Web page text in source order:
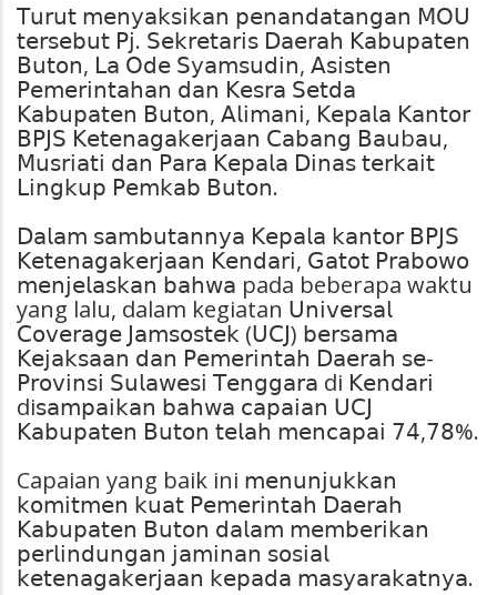
𝖳𝗎𝗋𝗎𝗍 𝗆𝖾𝗇𝗒𝖺𝗄𝗌𝗂𝗄𝖺𝗇 𝗉𝖾𝗇𝖺𝗇𝖽𝖺𝗍𝖺𝗇𝗀𝖺𝗇 𝖬𝖮𝖴
𝗍𝖾𝗋𝗌𝖾𝖻𝗎𝗍 𝖯𝗃. 𝖲𝖾𝗄𝗋𝖾𝗍𝖺𝗋𝗂𝗌 𝖣𝖺𝖾𝗋𝖺𝗁 𝖪𝖺𝖻𝗎𝗉𝖺𝗍𝖾𝗇
𝖡𝗎𝗍𝗈𝗇, 𝖫𝖺 𝖮𝖽𝖾 𝖲𝗒𝖺𝗆𝗌𝗎𝖽𝗂𝗇, 𝖠𝗌𝗂𝗌𝗍𝖾𝗇
𝖯𝖾𝗆𝖾𝗋𝗂𝗇𝗍𝖺𝗁𝖺𝗇 𝖽𝖺𝗇 𝖪𝖾𝗌𝗋𝖺 𝖲𝖾𝗍𝖽𝖺
𝖪𝖺𝖻𝗎𝗉𝖺𝗍𝖾𝗇 𝖡𝗎𝗍𝗈𝗇, 𝖠𝗅𝗂𝗆𝖺𝗇𝗂, 𝖪𝖾𝗉𝖺𝗅𝖺 𝖪𝖺𝗇𝗍𝗈𝗋
𝖡𝖯𝖩𝖲 𝖪𝖾𝗍𝖾𝗇𝖺𝗀𝖺𝗄𝖾𝗋𝗃𝖺𝖺𝗇 𝖢𝖺𝖻𝖺𝗇𝗀 𝖡𝖺𝗎b𝖺𝗎,
𝖬𝗎𝗌𝗋𝗂𝖺𝗍𝗂 𝖽𝖺𝗇 𝖯𝖺𝗋𝖺 𝖪𝖾𝗉𝖺𝗅𝖺 𝖣𝗂𝗇𝖺𝗌 𝗍𝖾𝗋𝗄𝖺𝗂𝗍
𝖫𝗂𝗇𝗀𝗄𝗎𝗉 𝖯𝖾𝗆𝗄𝖺𝖻 𝖡𝗎𝗍𝗈𝗇.
𝖣𝖺𝗅𝖺𝗆 𝗌𝖺𝗆𝖻𝗎𝗍𝖺𝗇𝗇𝗒𝖺 𝖪𝖾𝗉𝖺𝗅𝖺 𝗄𝖺𝗇𝗍𝗈𝗋 𝖡𝖯𝖩𝖲
𝖪𝖾𝗍𝖾𝗇𝖺𝗀𝖺𝗄𝖾𝗋𝗃𝖺𝖺𝗇 𝖪𝖾𝗇𝖽𝖺𝗋𝗂, 𝖦𝖺𝗍𝗈𝗍 𝖯𝗋𝖺𝖻𝗈𝗐𝗈
𝗆𝖾𝗇𝗃𝖾𝗅𝖺𝗌𝗄𝖺𝗇 𝖻𝖺𝗁𝗐𝖺 pada beberapa waktu
yang lalu, dalam kegiatan 𝖴𝗇𝗂𝗏𝖾𝗋𝗌𝖺𝗅
𝖢𝗈𝗏𝖾𝗋𝖺𝗀𝖾 𝖩𝖺𝗆𝗌𝗈𝗌𝗍𝖾𝗄 (𝖴𝖢𝖩) 𝖻𝖾𝗋𝗌𝖺𝗆𝖺
𝖪𝖾𝗃𝖺𝗄𝗌𝖺𝖺𝗇 𝖽𝖺𝗇 𝖯𝖾𝗆𝖾𝗋𝗂𝗇𝗍𝖺𝗁 𝖣𝖺𝖾𝗋𝖺𝗁 𝗌𝖾-
𝖯𝗋𝗈𝗏𝗂𝗇𝗌𝗂 𝖲𝗎𝗅𝖺𝗐𝖾𝗌𝗂 𝖳𝖾𝗇𝗀𝗀𝖺𝗋𝖺 di 𝖪𝖾𝗇𝖽𝖺𝗋𝗂
di𝗌𝖺𝗆𝗉𝖺𝗂𝗄𝖺𝗇 𝖻𝖺𝗁𝗐𝖺 𝖼𝖺𝗉𝖺𝗂𝖺𝗇 𝖴𝖢𝖩
𝖪𝖺𝖻𝗎𝗉𝖺𝗍𝖾𝗇 𝖡𝗎𝗍𝗈𝗇 𝗍𝖾𝗅𝖺𝗁 𝗆𝖾𝗇𝖼𝖺𝗉𝖺𝗂 𝟩𝟦,𝟩𝟪%.
Capaian yang baik ini 𝗆𝖾𝗇𝗎𝗇𝗃𝗎𝗄𝗄𝖺𝗇
𝗄𝗈𝗆𝗂𝗍𝗆𝖾𝗇 𝗄𝗎𝖺𝗍 𝖯𝖾𝗆𝖾𝗋𝗂𝗇𝗍𝖺𝗁 𝖣𝖺𝖾𝗋𝖺𝗁
𝖪𝖺𝖻𝗎𝗉𝖺𝗍𝖾𝗇 𝖡𝗎𝗍𝗈𝗇 𝖽𝖺𝗅𝖺𝗆 𝗆𝖾𝗆𝖻𝖾𝗋𝗂𝗄𝖺𝗇
𝗉𝖾𝗋𝗅𝗂𝗇𝖽𝗎𝗇𝗀𝖺𝗇 𝗃𝖺𝗆𝗂𝗇𝖺𝗇 𝗌𝗈𝗌𝗂𝖺𝗅
𝗄𝖾𝗍𝖾𝗇𝖺𝗀𝖺𝗄𝖾𝗋𝗃𝖺𝖺𝗇 𝗄𝖾𝗉𝖺𝖽𝖺 𝗆𝖺𝗌𝗒𝖺𝗋𝖺𝗄𝖺𝗍𝗇𝗒𝖺.